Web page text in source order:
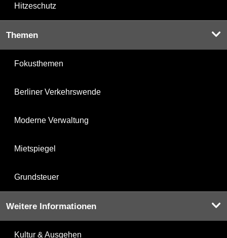
Hitzeschutz
Themen
Fokusthemen
Berliner Verkehrswende
Moderne Verwaltung
Mietspiegel
Grundsteuer
Weitere Informationen
Kultur & Ausgehen